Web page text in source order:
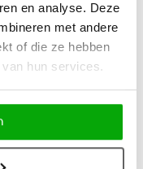
en analyse. Deze
met andere
of die ze hebben
hun services.
cm
x 66 cm
cm